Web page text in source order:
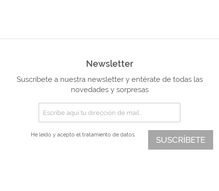
Newsletter
Suscríbete a nuestra newsletter y entérate de todas las
novedades y sorpresas
SUSCRÍBETE
He leído y acepto el tratamiento de datos.